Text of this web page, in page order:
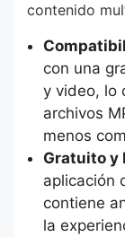
contenido
con una
y video, lo
archivos
menos
Gratuito y
aplicación
contiene
la